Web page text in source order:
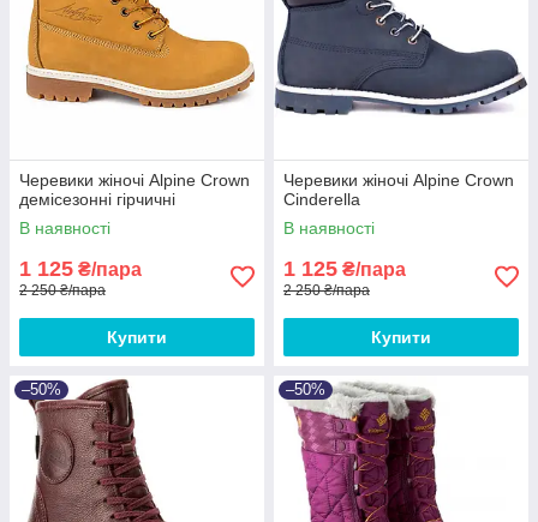
Черевики жіночі Alpine Crown
демісезонні гірчичні
В наявності
1 125 ₴/пара
2 250 ₴/пара
Купити
Черевики жіночі Alpine Crown
Cinderella
В наявності
1 125 ₴/пара
2 250 ₴/пара
Купити
–50% –50%